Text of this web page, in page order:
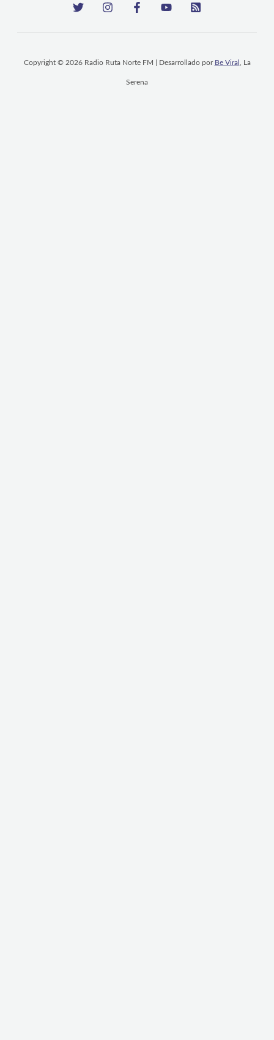
Copyright © 2026 Radio Ruta Norte FM | Desarrollado por Be Viral , La
Serena